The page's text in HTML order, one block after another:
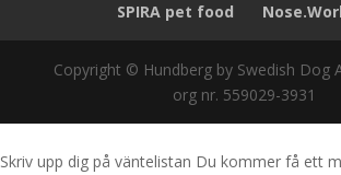
SPIRA pet food
Copyright © Hundberg by Swedish Dog
org nr. 559029-3931
Skriv upp dig på väntelistan Du kommer få ett